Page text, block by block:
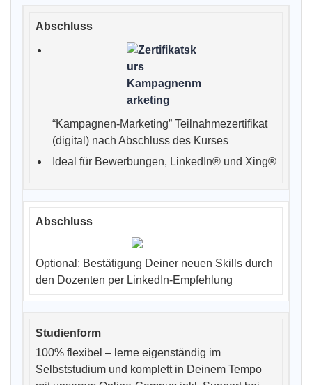
“Kampagnen-Marketing” Teilnahmezertifikat
(digital) nach Abschluss des Kurses
Ideal für Bewerbungen, LinkedIn® und Xing®
Optional: Bestätigung Deiner neuen Skills durch
den Dozenten per LinkedIn-Empfehlung
100% flexibel – lerne eigenständig im
Selbststudium und komplett in Deinem Tempo